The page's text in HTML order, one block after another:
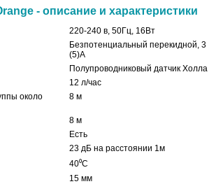
- описание и характеристики
220-240 в, 50Гц, 16Вт
Безпотенциальный перекидной, 3
(5)А
Полупроводниковый датчик Холла
12 л/час
около
8 м
8 м
Есть
23 дБ на расстоянии 1м
40⁰С
15 мм